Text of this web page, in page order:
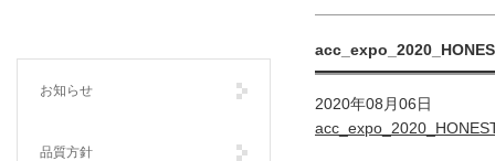
2020年08月06日
ホーム
お知らせ
品質方針